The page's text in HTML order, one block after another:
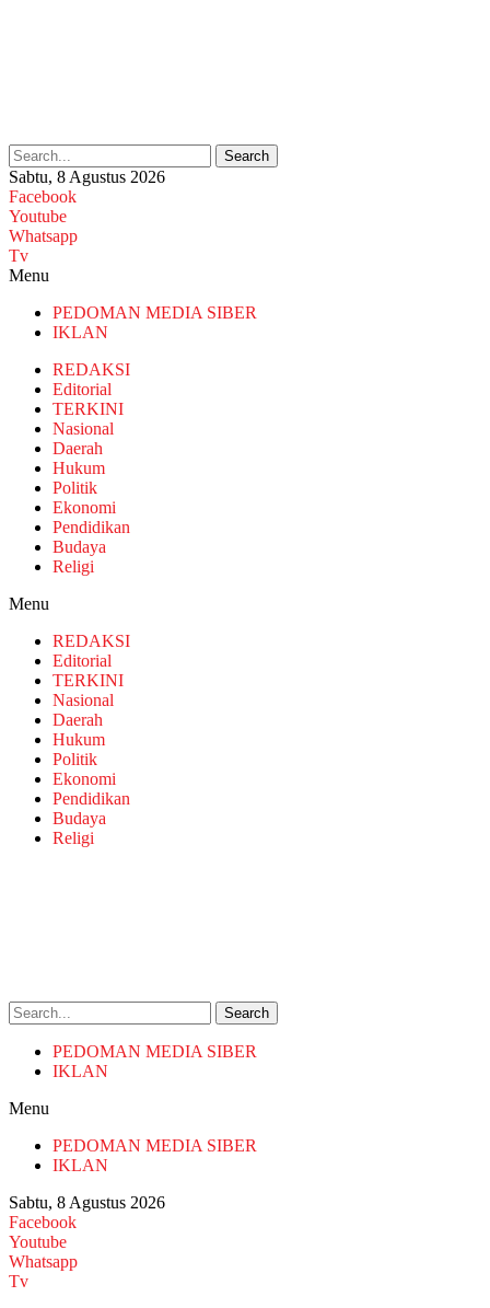
Search
Sabtu, 8 Agustus 2026
Facebook
Youtube
Whatsapp
Tv
Menu
PEDOMAN MEDIA SIBER
IKLAN
REDAKSI
Editorial
TERKINI
Nasional
Daerah
Hukum
Politik
Ekonomi
Pendidikan
Budaya
Religi
Menu
REDAKSI
Editorial
TERKINI
Nasional
Daerah
Hukum
Politik
Ekonomi
Pendidikan
Budaya
Religi
Search
PEDOMAN MEDIA SIBER
IKLAN
Menu
PEDOMAN MEDIA SIBER
IKLAN
Sabtu, 8 Agustus 2026
Facebook
Youtube
Whatsapp
Tv